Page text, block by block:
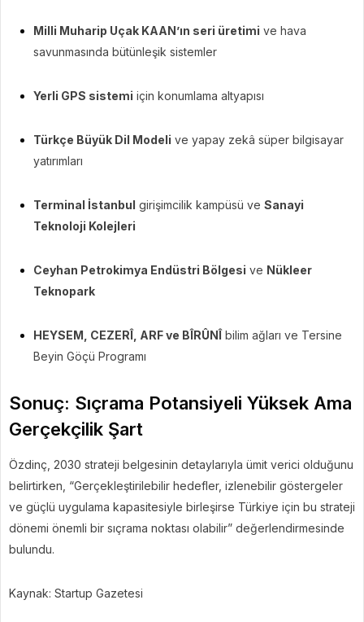
Milli Muharip Uçak KAAN’ın seri üretimi ve hava
savunmasında bütünleşik sistemler
Yerli GPS sistemi için konumlama altyapısı
Türkçe Büyük Dil Modeli ve yapay zekâ süper bilgisayar
yatırımları
Terminal İstanbul girişimcilik kampüsü ve Sanayi
Teknoloji Kolejleri
Ceyhan Petrokimya Endüstri Bölgesi ve Nükleer
Teknopark
HEYSEM, CEZERÎ, ARF ve BÎRÛNÎbilim ağları ve Tersine
Beyin Göçü Programı
Sonuç: Sıçrama Potansiyeli Yüksek Ama
Gerçekçilik Şart
Özdinç, 2030 strateji belgesinin detaylarıyla ümit verici olduğunu
belirtirken, “Gerçekleştirilebilir hedefler, izlenebilir göstergeler
ve güçlü uygulama kapasitesiyle birleşirse Türkiye için bu strateji
dönemi önemli bir sıçrama noktası olabilir” değerlendirmesinde
bulundu.
Kaynak: Startup Gazetesi